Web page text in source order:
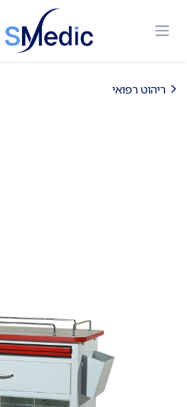
ריהוט רפואי